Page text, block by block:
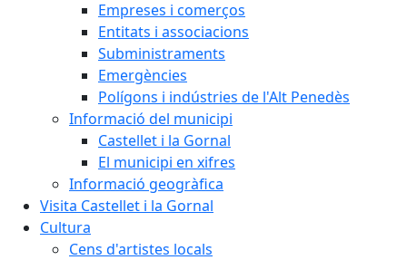
Empreses i comerços
Entitats i associacions
Subministraments
Emergències
Polígons i indústries de l'Alt Penedès
Informació del municipi
Castellet i la Gornal
El municipi en xifres
Informació geogràfica
Visita Castellet i la Gornal
Cultura
Cens d'artistes locals